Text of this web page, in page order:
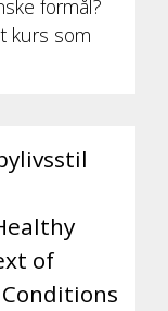
formål?
kurs som
of